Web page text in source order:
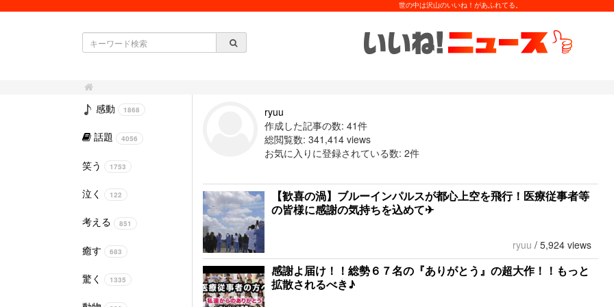
世の中は沢山のいいね！があふれてる。
感動 1868
話題 4056
笑う 1753
泣く 122
考える 851
癒す 683
驚く 1335
ryuu
作成した記事の数: 41件
総閲覧数: 341,414 views
お気に入りに登録されている数: 2件
【歓喜の渦】ブルーインパルスが都心上空を飛行！医療従事者等
の皆様に感謝の気持ちを込めて✈︎
ryuu / 5,924 views
感謝よ届け！！総勢６７名の『ありがとう』の超大作！！もっと
拡散されるべき♪